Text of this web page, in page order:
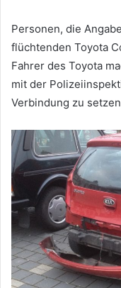
Personen, die
flüchtenden Toyota
Fahrer des Toyota
mit der
Verbindung zu